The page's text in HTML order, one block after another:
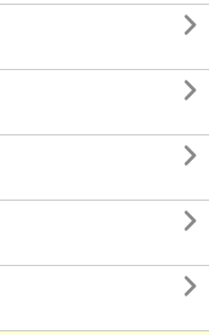




